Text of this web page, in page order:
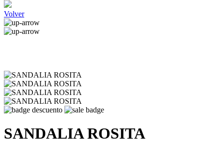
Volver
SANDALIA ROSITA